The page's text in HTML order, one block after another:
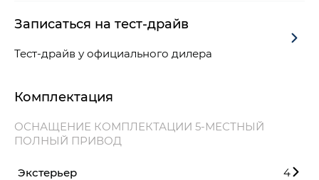
Записаться на тест-драйв
Тест-драйв у официального дилера
Комплектация
ОСНАЩЕНИЕ КОМПЛЕКТАЦИИ 5-МЕСТНЫЙ
ПОЛНЫЙ ПРИВОД
Экстерьер
4